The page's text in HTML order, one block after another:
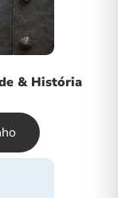
& História